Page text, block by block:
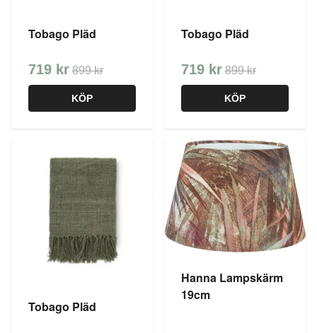
Tobago Pläd
719 kr 899 kr
KÖP
Tobago Pläd
719 kr 899 kr
KÖP
Tobago Pläd
Hanna Lampskärm
19cm